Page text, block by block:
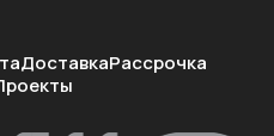
ДоставкаРассрочка